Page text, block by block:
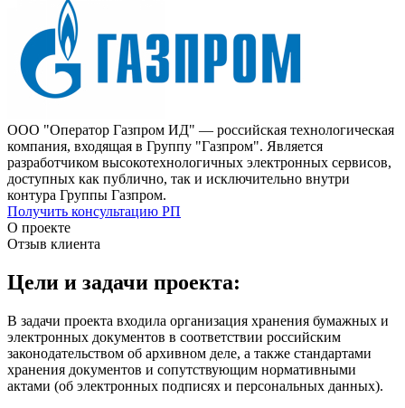
ООО "Оператор Газпром ИД" — российская технологическая
компания, входящая в Группу "Газпром". Является
разработчиком высокотехнологичных электронных сервисов,
доступных как публично, так и исключительно внутри
контура Группы Газпром.
Получить консультацию РП
О проекте
Отзыв клиента
Цели и задачи проекта:
В задачи проекта входила организация хранения бумажных и
электронных документов в соответствии российским
законодательством об архивном деле, а также стандартами
хранения документов и сопутствующим нормативными
актами (об электронных подписях и персональных данных).